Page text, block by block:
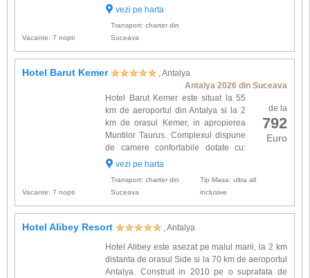
baie, uscator de par, balcon. Alte facilitati oferite
bar...
vezi pe harta
Vacante: 7 nopti
Transport: charter din
Suceava
Hotel Barut Kemer
, Antalya
Antalya 2026 din Suceava
de la
792
Euro
Hotel Barut Kemer este situat la 55
km de aeroportul din Antalya si la 2
km de orasul Kemer, in apropierea
Muntilor Taurus. Complexul dispune
de camere confortabile dotate cu:
balcon, baie proprie, telefon, TV
hotel ...
vezi pe harta
Vacante: 7 nopti
Transport: charter din
Suceava
Tip Masa: ultra all
inclusive
Hotel Alibey Resort
, Antalya
Hotel Alibey este asezat pe malul marii, la 2 km
distanta de orasul Side si la 70 km de aeroportul
Antalya. Construit in 2010 pe o suprafata de